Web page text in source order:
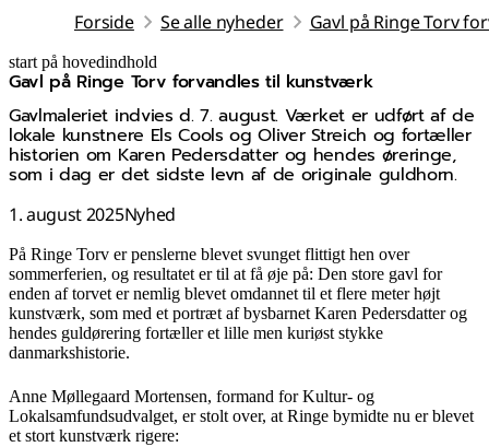
Forside Se alle nyheder Gavl på Ringe Torv
start på hovedindhold
Gavl på Ringe Torv forvandles til kunstværk
Gavlmaleriet indvies d. 7. august. Værket er udført af de
lokale kunstnere Els Cools og Oliver Streich og fortæller
historien om Karen Pedersdatter og hendes øreringe,
som i dag er det sidste levn af de originale guldhorn.
1. august 2025Nyhed
senest opdateret 3. november 2025
På Ringe Torv er penslerne blevet svunget flittigt hen over
sommerferien, og resultatet er til at få øje på: Den store gavl for
enden af torvet er nemlig blevet omdannet til et flere meter højt
kunstværk, som med et portræt af bysbarnet Karen Pedersdatter og
hendes guldørering fortæller et lille men kuriøst stykke
danmarkshistorie.
Anne Møllegaard Mortensen, formand for Kultur- og
Lokalsamfundsudvalget, er stolt over, at Ringe bymidte nu er blevet
et stort kunstværk rigere: